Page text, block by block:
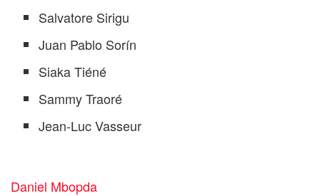
Salvatore Sirigu
Juan Pablo Sorín
Siaka Tiéné
Sammy Traoré
Jean-Luc Vasseur
Daniel Mbopda